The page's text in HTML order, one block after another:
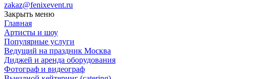
zakaz@fenixevent.ru
Закрыть меню
Главная
Артисты и шоу
Популярные услуги
Ведущий на праздник Москва
Диджей и аренда оборудования
Фотограф и видеограф